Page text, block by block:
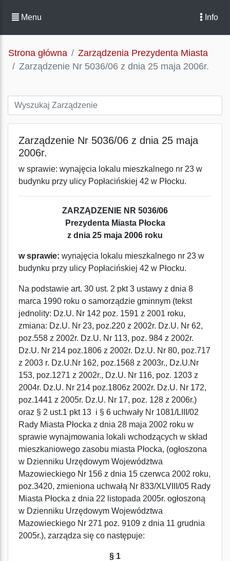
Menu Info
Strona główna
Zarządzenia Prezydenta Miasta
Zarządzenie Nr 5036/06 z dnia 25 maja 2006r.
Zarządzenie Nr 5036/06 z dnia 25 maja
2006r.
w sprawie: wynajęcia lokalu mieszkalnego nr 23 w
budynku przy ulicy Popłacińskiej 42 w Płocku.
ZARZĄDZENIE NR 5036/06
Prezydenta Miasta Płocka
z dnia 25 maja 2006 roku
w sprawie: wynajęcia lokalu mieszkalnego nr 23 w
budynku przy ulicy Popłacińskiej 42 w Płocku.
Na podstawie art. 30 ust. 2 pkt 3 ustawy z dnia 8
marca 1990 roku o samorządzie gminnym (tekst
jednolity: Dz.U. Nr 142 poz. 1591 z 2001 roku,
zmiana: Dz.U. Nr 23, poz.220 z 2002r. Dz.U. Nr 62,
poz.558 z 2002r. Dz.U. Nr 113, poz. 984 z 2002r.
Dz.U. Nr 214 poz.1806 z 2002r. Dz.U. Nr 80, poz.717
z 2003 r. Dz.U.Nr 162, poz.1568 z 2003r., Dz.U.Nr
153, poz.1271 z 2002r., Dz.U. Nr 116, poz. 1203 z
2004r. Dz.U. Nr 214 poz.1806z 2002r. Dz.U. Nr 172,
poz.1441 z 2005r. Dz.U. Nr 17, poz. 128 z 2006r.)
oraz § 2 ust.1 pkt 13 i § 6 uchwały Nr 1081/LIII/02
Rady Miasta Płocka z dnia 28 maja 2002 roku w
sprawie wynajmowania lokali wchodzących w skład
mieszkaniowego zasobu miasta Płocka, (ogłoszona
w Dzienniku Urzędowym Województwa
Mazowieckiego Nr 156 z dnia 15 czerwca 2002 roku,
poz.3420, zmieniona uchwałą Nr 833/XLVIII/05 Rady
Miasta Płocka z dnia 22 listopada 2005r. ogłoszoną
w Dzienniku Urzędowym Województwa
Mazowieckiego Nr 271 poz. 9109 z dnia 11 grudnia
2005r.), zarządza się co następuje:
§ 1